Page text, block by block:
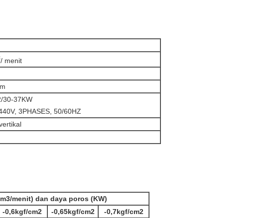
/ menit
30-37KW
3PHASES, 50/60HZ
menit) dan daya poros (KW)
-0,6kgf/cm2 -0,65kgf/cm2
-0,7kgf/cm2